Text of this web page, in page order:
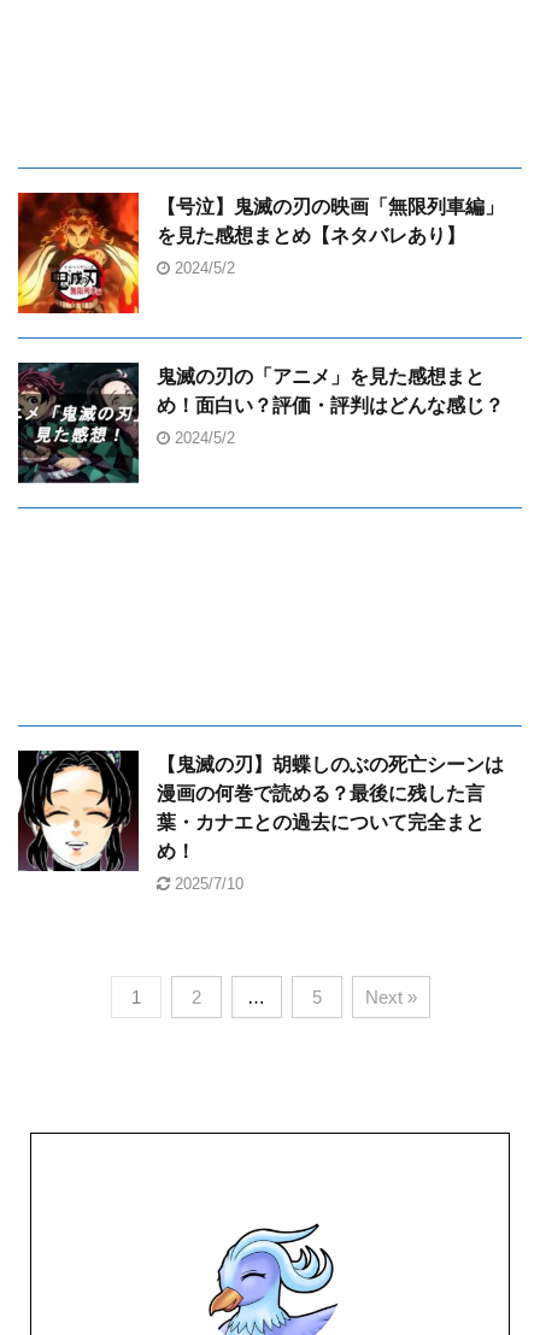
【号泣】鬼滅の刃の映画「無限列車編」
を見た感想まとめ【ネタバレあり】
2024/5/2
鬼滅の刃の「アニメ」を見た感想まと
め！面白い？評価・評判はどんな感じ？
2024/5/2
【鬼滅の刃】胡蝶しのぶの死亡シーンは
漫画の何巻で読める？最後に残した言
葉・カナエとの過去について完全まと
め！
2025/7/10
1 2 … 5 Next »